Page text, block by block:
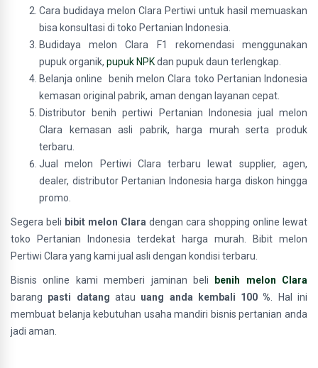
Cara budidaya melon Clara Pertiwi untuk hasil memuaskan
bisa konsultasi di toko Pertanian Indonesia.
Budidaya melon Clara F1 rekomendasi menggunakan
pupuk organik, pupuk NPKdan pupuk daun terlengkap.
Belanja online benih melon Clara toko Pertanian Indonesia
kemasan original pabrik, aman dengan layanan cepat.
Distributor benih pertiwi Pertanian Indonesia jual melon
Clara kemasan asli pabrik, harga murah serta produk
terbaru.
Jual melon Pertiwi Clara terbaru lewat supplier, agen,
dealer, distributor Pertanian Indonesia harga diskon hingga
promo.
Segera beli bibit melon Clara dengan cara shopping online lewat
toko Pertanian Indonesia terdekat harga murah. Bibit melon
Pertiwi Clara yang kami jual asli dengan kondisi terbaru.
Bisnis online kami memberi jaminan beli
benih melon Clara
barang pasti datang atau uang anda kembali 100 % . Hal ini
membuat belanja kebutuhan usaha mandiri bisnis pertanian anda
jadi aman.